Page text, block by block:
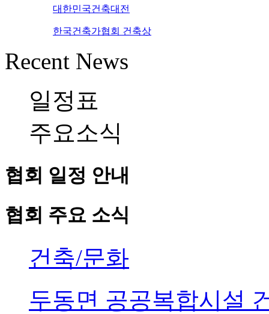
대한민국건축대전
한국건축가협회 건축상
Recent News
일정표
주요소식
협회 일정 안내
협회 주요 소식
건축/문화
두동면 공공복합시설